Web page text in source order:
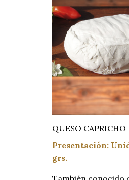
QUESO CAPRICHO
Presentación:
grs.